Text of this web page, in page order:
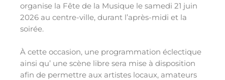
organise la Fête de la Musique le samedi 21 juin
2026 au centre-ville, durant l’après-midi et la
soirée.
À cette occasion, une programmation éclectique
ainsi qu’ une scène libre sera mise à disposition
afin de permettre aux artistes locaux, amateurs